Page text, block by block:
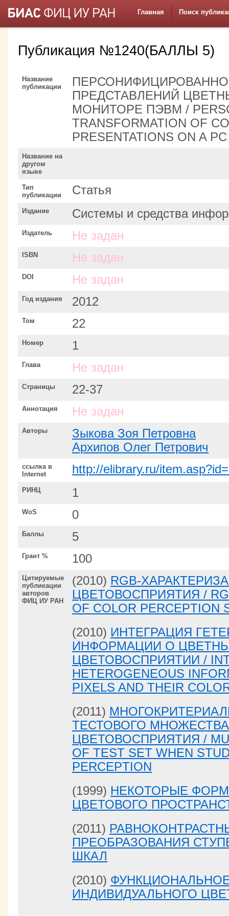
Главная Поиск
Публикация №1240(БАЛЛЫ 5)
Название
публикации
ПРЕДСТАВЛЕНИЙ
МОНИТОРЕ ПЭВМ /
TRANSFORMATION OF
PRESENTATIONS ON A
Название на
другом
языке
Тип
публикации
Статья
Издание Системы и средства
Издатель Не задан
ISBN Не задан
DOI Не задан
Год издания 2012
Том 22
Номер 1
Глава Не задан
Страницы 22-37
Аннотация Не задан
Авторы
Зыкова Зоя Петровна
Архипов Олег Петрович
ссылка в
Internet
http://elibrary.ru/
РИНЦ 1
WoS 0
Баллы 5
Грант % 100
Цитируемые
публикации
авторов
ФИЦ ИУ РАН
(2010) RGB-
ЦВЕТОВОСПРИЯТИЯ /
OF COLOR PERCEPTION
(2010) ИНТЕГРАЦИЯ
ИНФОРМАЦИИ О
ЦВЕТОВОСПРИЯТИИ /
HETEROGENEOUS
PIXELS AND THEIR
(2011)
ТЕСТОВОГО
ЦВЕТОВОСПРИЯТИЯ /
OF TEST SET WHEN
PERCEPTION
(1999) НЕКОТОРЫЕ
ЦВЕТОВОГО
(2011)
ПРЕОБРАЗОВАНИЯ
ШКАЛ
(2010)
ИНДИВИДУАЛЬНОГО